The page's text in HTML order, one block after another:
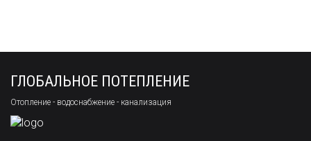
ГЛОБАЛЬНОЕ ПОТЕПЛЕНИЕ
Отопление - водоснабжение - канализация